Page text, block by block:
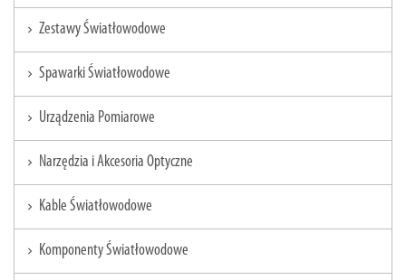
chevron_right Zestawy Światłowodowe
chevron_right Spawarki Światłowodowe
chevron_right Urządzenia Pomiarowe
chevron_right Narzędzia i Akcesoria Optyczne
chevron_right Kable Światłowodowe
chevron_right Komponenty Światłowodowe